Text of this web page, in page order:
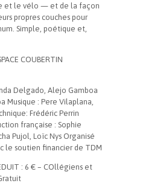
et le vélo — et de la façon
propres couches pour
Simple, poétique et,
COUBERTIN
Delgado, Alejo Gamboa
Musique : Pere Vilaplana,
Frédéric Perrin
française : Sophie
Pujol, Loïc Nys Organisé
le soutien financier de TDM
: 6 € – COllégiens et